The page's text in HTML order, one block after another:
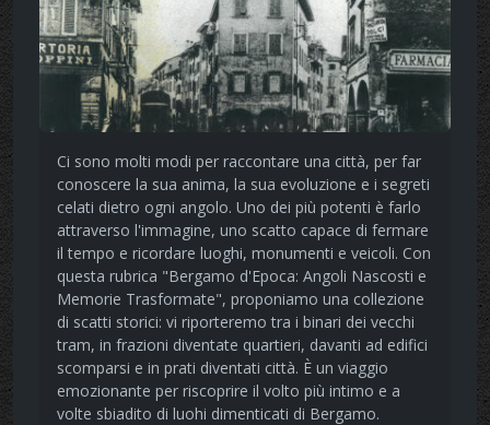
Ci sono molti modi per raccontare una città, per far
conoscere la sua anima, la sua evoluzione e i segreti
celati dietro ogni angolo. Uno dei più potenti è farlo
attraverso l'immagine, uno scatto capace di fermare
il tempo e ricordare luoghi, monumenti e veicoli. Con
questa rubrica "Bergamo d'Epoca: Angoli Nascosti e
Memorie Trasformate", proponiamo una collezione
di scatti storici: vi riporteremo tra i binari dei vecchi
tram, in frazioni diventate quartieri, davanti ad edifici
scomparsi e in prati diventati città. È un viaggio
emozionante per riscoprire il volto più intimo e a
volte sbiadito di luohi dimenticati di Bergamo.